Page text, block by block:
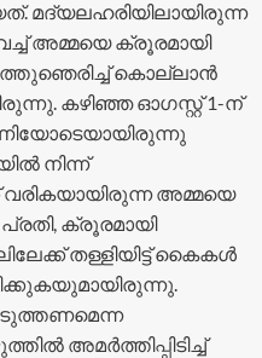
മദ്യലഹരിയിലായിരുന്ന
അമ്മയെ ക്രൂരമായി
കൊല്ലാൻ
കഴിഞ്ഞ ഓഗസ്റ്റ് 1-ന്
നിന്ന്
വരികയായിരുന്ന അമ്മയെ
ക്രൂരമായി
തള്ളിയിട്ട് കൈകൾ
അമർത്തിപ്പിടിച്ച്